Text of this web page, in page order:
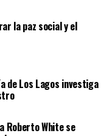
la paz social y el
de Los Lagos investiga
Roberto White se